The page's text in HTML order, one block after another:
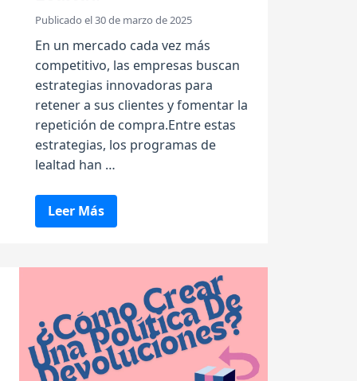
Publicado el 30 de marzo de 2025
En un mercado cada vez más
competitivo, las empresas buscan
estrategias innovadoras para
retener a sus clientes y fomentar la
repetición de compra.Entre estas
estrategias, los programas de
lealtad han …
Leer Más